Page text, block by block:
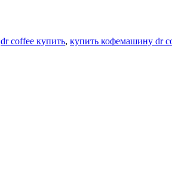
dr coffee купить, купить кофемашину dr